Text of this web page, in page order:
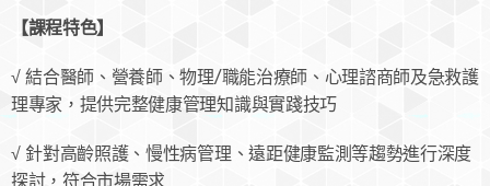
【課程特色】
√ 結合醫師、營養師、物理/職能治療師、心理諮商師及急救護
理專家，提供完整健康管理知識與實踐技巧
√ 針對高齡照護、慢性病管理、遠距健康監測等趨勢進行深度
探討，符合市場需求